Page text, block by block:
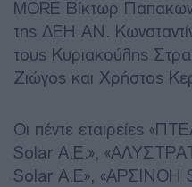
MORE Βίκτωρ
της ΔΕΗ ΑΝ.
τους Κυριακούλης
Ζιώγος και Χρήστος
Οι πέντε εταιρείες
Solar Α.Ε.»,
Solar Α.Ε», «ΑΡΣΙΝΟΗ